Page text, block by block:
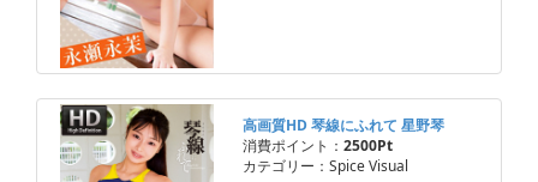
高画質HD 琴線にふれて 星野琴
消費ポイント： 2500Pt
カテゴリー：Spice Visual